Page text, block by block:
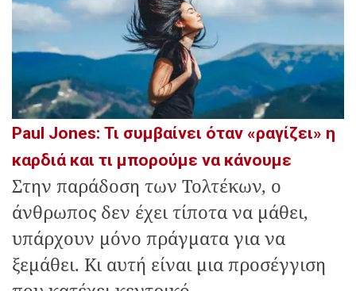
Paul Jones: Τι συμβαίνει όταν «ραγίζει» η
καρδιά και τι μπορούμε να κάνουμε
Στην παράδοση των Τολτέκων, ο
άνθρωπος δεν έχει τίποτα να μάθει,
υπάρχουν μόνο πράγματα για να
ξεμάθει. Κι αυτή είναι μια προσέγγιση